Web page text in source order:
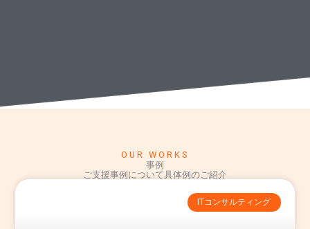
OUR WORKS
事例
ご支援事例について具体例のご紹介
ITコンサルティング